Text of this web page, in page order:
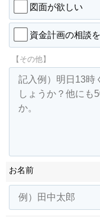
図面が欲しい
資金計画の相談
【その他】
お名前